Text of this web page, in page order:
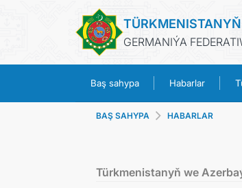
GERMANIÝA
Baş sahypa Habarlar
BAŞ SAHYPA HABARLAR
Türkmenistanyň we